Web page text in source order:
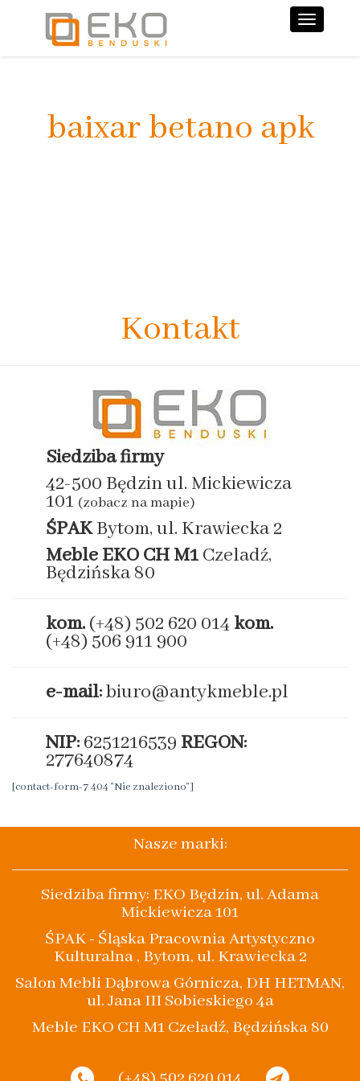
baixar betano apk
Kontakt
Siedziba firmy
42-500 Będzin ul. Mickiewicza
101 (zobacz na mapie)
ŚPAKBytom, ul. Krawiecka 2
Meble EKO CH M1Czeladź,
Będzińska 80
kom. (+48) 502 620 014 kom.
(+48) 506 911 900
e-mail:biuro@antykmeble.pl
NIP: 6251216539 REGON:
277640874
[contact-form-7 404 "Nie znaleziono"]
Nasze marki:
Siedziba firmy: EKO Będzin, ul. Adama
Mickiewicza 101
ŚPAK - Śląska Pracownia Artystyczno
Kulturalna , Bytom, ul. Krawiecka 2
Salon Mebli Dąbrowa Górnicza, DH HETMAN,
ul. Jana III Sobieskiego 4a
Meble EKO CH M1 Czeladź, Będzińska 80